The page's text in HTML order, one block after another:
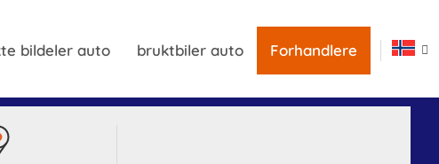
bildeler auto bruktbiler auto Forhandlere